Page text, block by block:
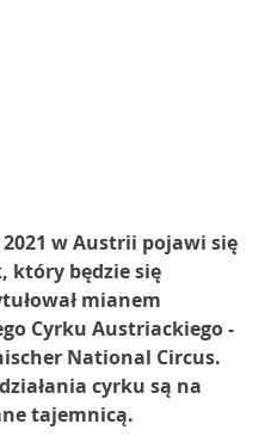
2021 w Austrii pojawi się
który będzie się
mianem
Cyrku Austriackiego -
National Circus.
działania cyrku są na
tajemnicą.